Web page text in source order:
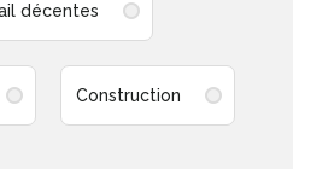
décentes
Construction